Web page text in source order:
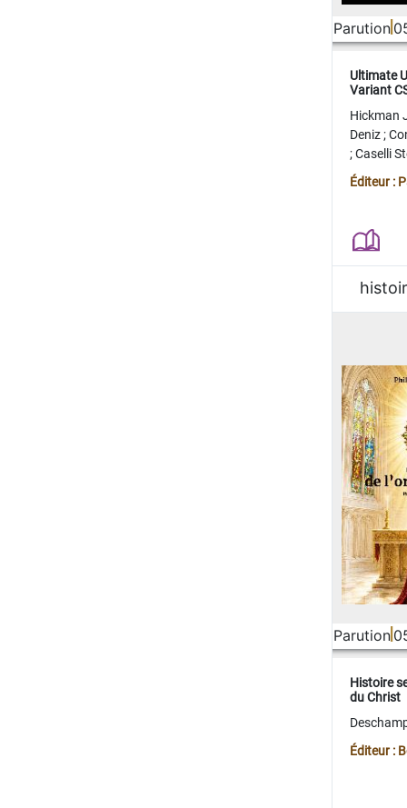
Parution
Ultimate
Variant
Hickman
Deniz;
;Caselli
Juan
Éditeur :
Parution
Histoire
du Christ
Éditeur :